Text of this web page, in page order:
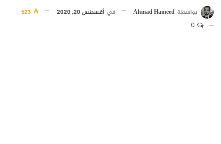
بواسطة Ahmad Hameed في أغسطس 20, 2020